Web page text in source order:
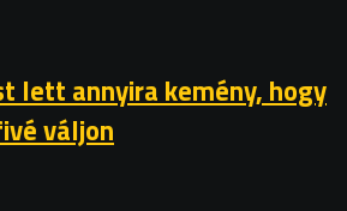
lett annyira kemény, hogy
váljon